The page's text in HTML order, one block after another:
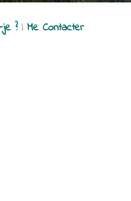
?| Me Contacter